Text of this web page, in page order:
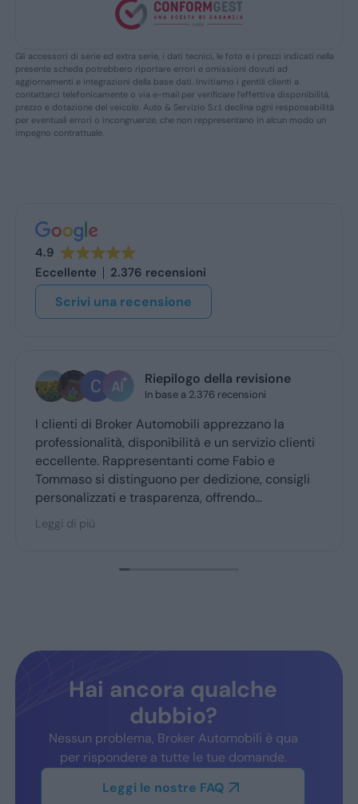
Gli accessori di serie ed extra serie, i dati tecnici, le foto e i prezzi indicati nella
presente scheda potrebbero riportare errori e omissioni dovuti ad
aggiornamenti e integrazioni della base dati. Invitiamo i gentili clienti a
contattarci telefonicamente o via e-mail per verificare l’effettiva disponibilità,
prezzo e dotazione del veicolo. Auto & Servizio S.r.l. declina ogni responsabilità
per eventuali errori o incongruenze, che non reppresentano in alcun modo un
impegno contrattuale.
4.9
Eccellente
2.376 recensioni
Scrivi una recensione
Riepilogo della revisione
In base a 2.376 recensioni
I clienti di Broker Automobili apprezzano la
professionalità, disponibilità e un servizio clienti
eccellente. Rappresentanti come Fabio e
Tommaso si distinguono per dedizione, consigli
personalizzati e trasparenza, offrendo
un’esperienza d’acquisto accogliente. Broker
Automobili è molto consigliato dai clienti fedeli,
Leggi di più
Hai ancora qualche
dubbio?
Nessun problema, Broker Automobili è qua
per rispondere a tutte le tue domande.
Leggi le nostre FAQ